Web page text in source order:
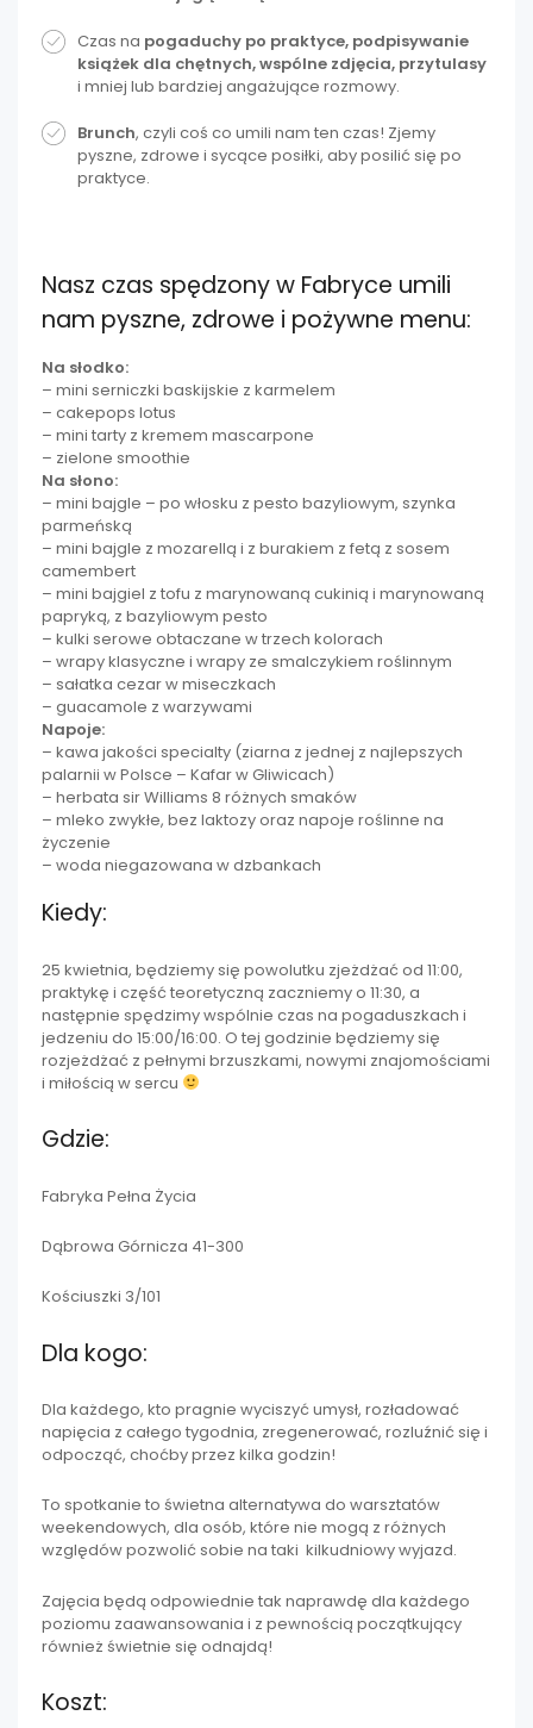
Czas na pogaduchy po praktyce, podpisywanie
książek dla chętnych, wspólne zdjęcia, przytulasy
i mniej lub bardziej angażujące rozmowy.
Brunch, czyli coś co umili nam ten czas! Zjemy
pyszne, zdrowe i sycące posiłki, aby posilić się po
praktyce.
Nasz czas spędzony w Fabryce umili
nam pyszne, zdrowe i pożywne menu:
Na słodko:
– mini serniczki baskijskie z karmelem
– cakepops lotus
– mini tarty z kremem mascarpone
– zielone smoothie
Na słono:
– mini bajgle – po włosku z pesto bazyliowym, szynka
parmeńską
– mini bajgle z mozarellą i z burakiem z fetą z sosem
camembert
– mini bajgiel z tofu z marynowaną cukinią i marynowaną
papryką, z bazyliowym pesto
– kulki serowe obtaczane w trzech kolorach
– wrapy klasyczne i wrapy ze smalczykiem roślinnym
– sałatka cezar w miseczkach
– guacamole z warzywami
Napoje:
– kawa jakości specialty (ziarna z jednej z najlepszych
palarnii w Polsce – Kafar w Gliwicach)
– herbata sir Williams 8 różnych smaków
– mleko zwykłe, bez laktozy oraz napoje roślinne na
życzenie
– woda niegazowana w dzbankach
Kiedy:
25 kwietnia, będziemy się powolutku zjeżdżać od 11:00,
praktykę i część teoretyczną zaczniemy o 11:30, a
następnie spędzimy wspólnie czas na pogaduszkach i
jedzeniu do 15:00/16:00. O tej godzinie będziemy się
rozjeżdżać z pełnymi brzuszkami, nowymi znajomościami
i miłością w sercu
Gdzie:
Fabryka Pełna Życia
Dąbrowa Górnicza 41-300
Kościuszki 3/101
Dla kogo:
Dla każdego, kto pragnie wyciszyć umysł, rozładować
napięcia z całego tygodnia, zregenerować, rozluźnić się i
odpocząć, choćby przez kilka godzin!
To spotkanie to świetna alternatywa do warsztatów
weekendowych, dla osób, które nie mogą z różnych
względów pozwolić sobie na taki kilkudniowy wyjazd.
Zajęcia będą odpowiednie tak naprawdę dla każdego
poziomu zaawansowania i z pewnością początkujący
również świetnie się odnajdą!
Koszt: